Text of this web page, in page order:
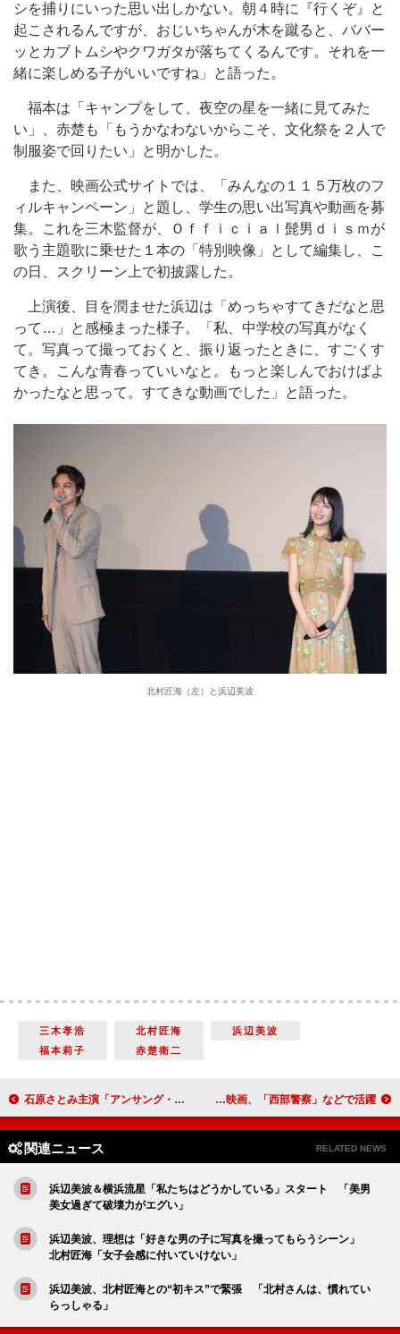
シを捕りにいった思い出しかない。朝４時に『行くぞ』と
起こされるんですが、おじいちゃんが木を蹴ると、ババー
ッとカブトムシやクワガタが落ちてくるんです。それを一
緒に楽しめる子がいいですね」と語った。
福本は「キャンプをして、夜空の星を一緒に見てみた
い」、赤楚も「もうかなわないからこそ、文化祭を２人で
制服姿で回りたい」と明かした。
また、映画公式サイトでは、「みんなの１１５万枚のフ
ィルキャンペーン」と題し、学生の思い出写真や動画を募
集。これを三木監督が、Ｏｆｆｉｃｉａｌ髭男ｄｉｓｍが
歌う主題歌に乗せた１本の「特別映像」として編集し、こ
の日、スクリーン上で初披露した。
上演後、目を潤ませた浜辺は「めっちゃすてきだなと思
って…」と感極まった様子。「私、中学校の写真がなく
て。写真って撮っておくと、振り返ったときに、すごくす
てき。こんな青春っていいなと。もっと楽しんでおけばよ
かったなと思って。すてきな動画でした」と語った。
北村匠海（左）と浜辺美波
三木孝浩 北村匠海
浜辺美波
福本莉子
赤楚衛二
石原さとみ主演「アンサング・シンデレラ」 がん患者と家族の物語に「涙腺やられた」 渡哲也さん１０日に死去。７８歳 日活アクション映画、「西部警察」などで活躍
関連ニュース RELATED NEWS
浜辺美波＆横浜流星「私たちはどうかしている」スタート 「美男
美女過ぎて破壊力がエグい」
浜辺美波、理想は「好きな男の子に写真を撮ってもらうシーン」
北村匠海「女子会感に付いていけない」
浜辺美波、北村匠海との“初キス”で緊張 「北村さんは、慣れてい
らっしゃる」